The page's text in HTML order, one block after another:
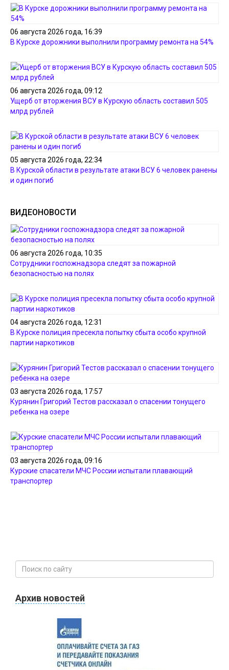
06 августа 2026 года, 16:39
В Курске дорожники выполнили программу ремонта на 54%
06 августа 2026 года, 09:12
Ущерб от вторжения ВСУ в Курскую область составил 505
млрд рублей
05 августа 2026 года, 22:34
В Курской области в результате атаки ВСУ 6 человек ранены
и один погиб
ВИДЕОНОВОСТИ
06 августа 2026 года, 10:35
Сотрудники госпожнадзора следят за пожарной
безопасностью на полях
04 августа 2026 года, 12:31
В Курске полиция пресекла попытку сбыта особо крупной
партии наркотиков
03 августа 2026 года, 17:57
Курянин Григорий Тестов рассказал о спасении тонущего
ребенка на озере
03 августа 2026 года, 09:16
Курские спасатели МЧС России испытали плавающий
транспортер
Архив новостей